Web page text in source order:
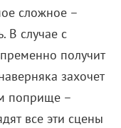
сложное –
В случае с
получит
захочет
поприще –
все эти сцены